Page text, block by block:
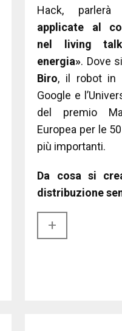
Hack,
applicate al
nel living
energia». Dove
Biro, il robot in
Google e
del premio
Europea per le
più importanti.
Da cosa si
distribuzione
+​